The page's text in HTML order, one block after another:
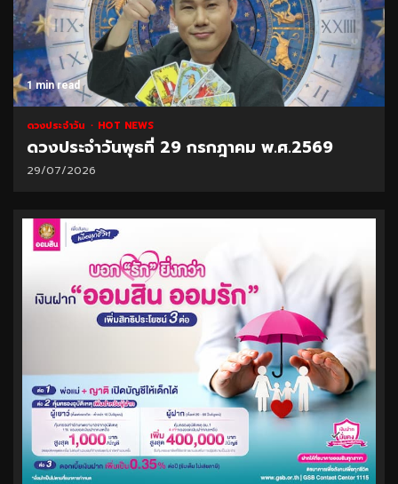
1 min read
ดวงประจำวัน HOT NEWS
ดวงประจำวันพุธที่ 29 กรกฎาคม พ.ศ.2569
29/07/2026